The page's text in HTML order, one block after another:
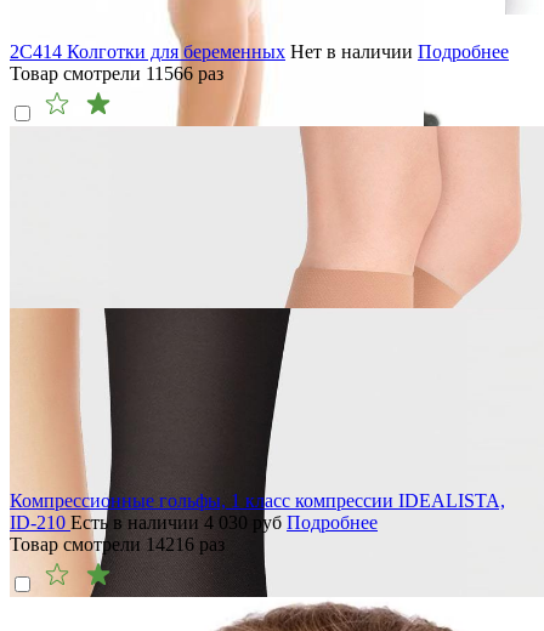
2C414 Колготки для беременных Нет в наличии Подробнее
Товар смотрели 11566 раз
Компрессионные гольфы, 1 класс компрессии IDEALISTA,
ID-210 Есть в наличии 4 030 руб Подробнее
Товар смотрели 14216 раз